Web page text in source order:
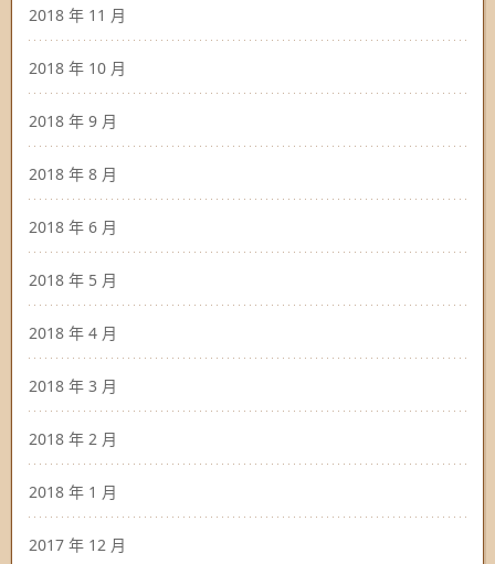
2018 年 11 月
2018 年 10 月
2018 年 9 月
2018 年 8 月
2018 年 6 月
2018 年 5 月
2018 年 4 月
2018 年 3 月
2018 年 2 月
2018 年 1 月
2017 年 12 月